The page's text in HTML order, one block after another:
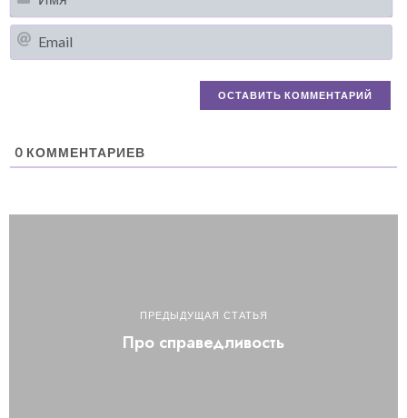
0 КОММЕНТАРИЕВ
ПРЕДЫДУЩАЯ СТАТЬЯ
Про справедливость